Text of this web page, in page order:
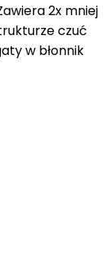
2x mniej
czuć
w błonnik